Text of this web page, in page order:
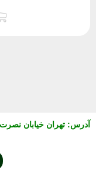
آدرس: تهران خیابان نصرت